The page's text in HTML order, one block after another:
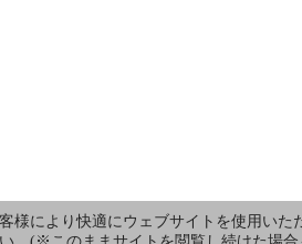
様により快適にウェブサイトを使用い